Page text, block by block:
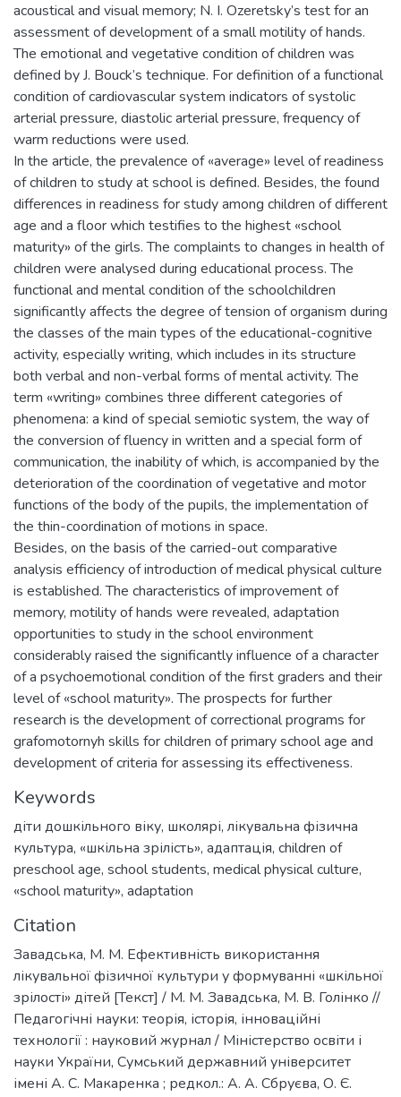
acoustical and visual memory; N. I. Ozeretsky’s test for an
assessment of development of a small motility of hands.
The emotional and vegetative condition of children was
defined by J. Bouck’s technique. For definition of a functional
condition of cardiovascular system indicators of systolic
arterial pressure, diastolic arterial pressure, frequency of
warm reductions were used.
In the article, the prevalence of «average» level of readiness
of children to study at school is defined. Besides, the found
differences in readiness for study among children of different
age and a floor which testifies to the highest «school
maturity» of the girls. The complaints to changes in health of
children were analysed during educational process. The
functional and mental condition of the schoolchildren
significantly affects the degree of tension of organism during
the classes of the main types of the educational-cognitive
activity, especially writing, which includes in its structure
both verbal and non-verbal forms of mental activity. The
term «writing» combines three different categories of
phenomena: a kind of special semiotic system, the way of
the conversion of fluency in written and a special form of
communication, the inability of which, is accompanied by the
deterioration of the coordination of vegetative and motor
functions of the body of the pupils, the implementation of
the thin-coordination of motions in space.
Besides, on the basis of the carried-out comparative
analysis efficiency of introduction of medical physical culture
is established. The characteristics of improvement of
memory, motility of hands were revealed, adaptation
opportunities to study in the school environment
considerably raised the significantly influence of a character
of a psychoemotional condition of the first graders and their
level of «school maturity». The prospects for further
research is the development of correctional programs for
grafomotornyh skills for children of primary school age and
development of criteria for assessing its effectiveness.
Keywords
діти дошкільного віку, школярі, лікувальна фізична
культура, «шкільна зрілість», адаптація, children of
preschool age, school students, medical physical culture,
«school maturity», adaptation
Citation
Завадська, М. М. Ефективність використання
лікувальної фізичної культури у формуванні «шкільної
зрілості» дітей [Текст] / М. М. Завадська, М. В. Голінко //
Педагогічні науки: теорія, історія, інноваційні
технології : науковий журнал / Міністерство освіти і
науки України, Сумський державний університет
імені А. С. Макаренка ; редкол.: А. А. Сбруєва, О. Є.